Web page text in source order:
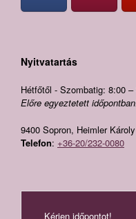
Nyitvatartás
Hétfőtől - Szombatig: 8:00 –
Előre egyeztetett
9400 Sopron, Heimler
Telefon: +36-20/232-0080
Kérjen időpontot!